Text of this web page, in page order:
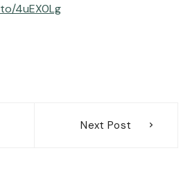
4uEX0Lg
Next Post